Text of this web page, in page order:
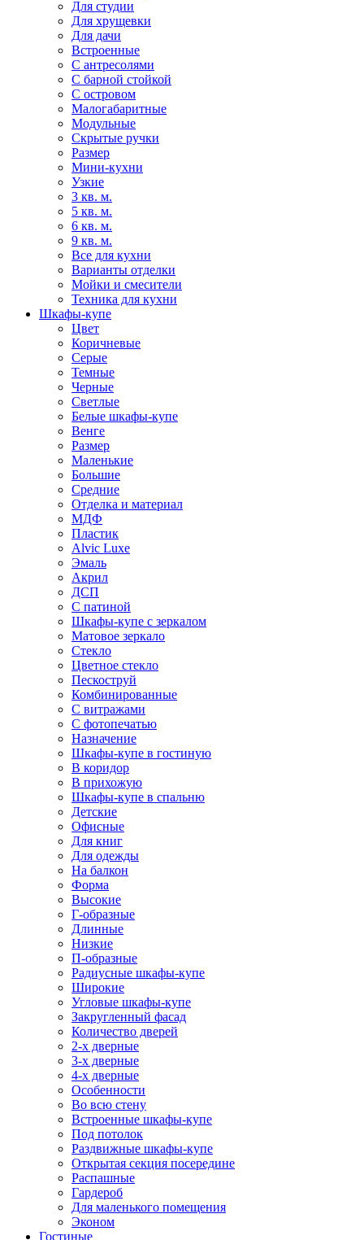
Для студии
Для хрущевки
Для дачи
Встроенные
С антресолями
С барной стойкой
С островом
Малогабаритные
Модульные
Скрытые ручки
Размер
Мини-кухни
Узкие
3 кв. м.
5 кв. м.
6 кв. м.
9 кв. м.
Все для кухни
Варианты отделки
Мойки и смесители
Техника для кухни
Шкафы-купе
Цвет
Коричневые
Серые
Темные
Черные
Светлые
Белые шкафы-купе
Венге
Размер
Маленькие
Большие
Средние
Отделка и материал
МДФ
Пластик
Alvic Luxe
Эмаль
Акрил
ДСП
С патиной
Шкафы-купе с зеркалом
Матовое зеркало
Стекло
Цветное стекло
Пескоструй
Комбинированные
С витражами
С фотопечатью
Назначение
Шкафы-купе в гостиную
В коридор
В прихожую
Шкафы-купе в спальню
Детские
Офисные
Для книг
Для одежды
На балкон
Форма
Высокие
Г-образные
Длинные
Низкие
П-образные
Радиусные шкафы-купе
Широкие
Угловые шкафы-купе
Закругленный фасад
Количество дверей
2-х дверные
3-х дверные
4-х дверные
Особенности
Во всю стену
Встроенные шкафы-купе
Под потолок
Раздвижные шкафы-купе
Открытая секция посередине
Распашные
Гардероб
Для маленького помещения
Эконом
Гостиные